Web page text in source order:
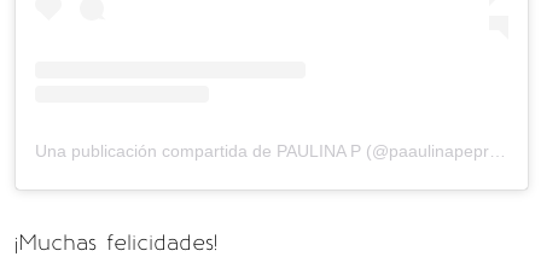
¡Muchas felicidades!